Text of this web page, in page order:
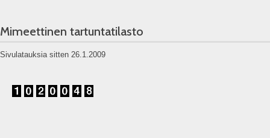
Mimeettinen tartuntatilasto
Sivulatauksia sitten 26.1.2009